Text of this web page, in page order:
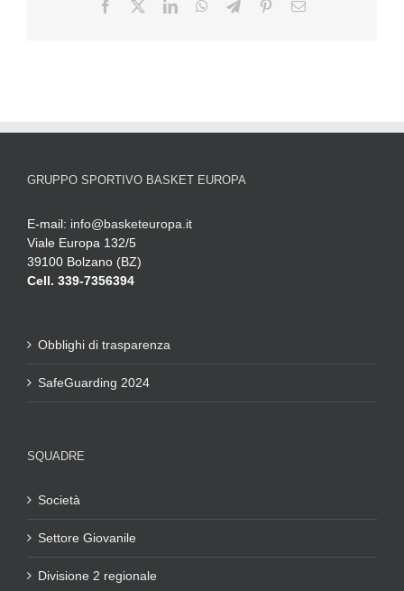
GRUPPO SPORTIVO BASKET EUROPA
E-mail: info@basketeuropa.it
Viale Europa 132/5
39100 Bolzano (BZ)
Cell. 339-7356394
Obblighi di trasparenza
SafeGuarding 2024
SQUADRE
Società
Settore Giovanile
Divisione 2 regionale